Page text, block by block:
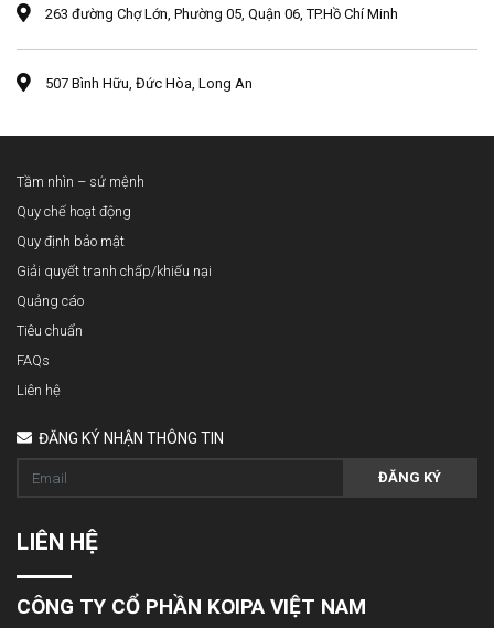
263 đường Chợ Lớn, Phường 05, Quận 06, TP.Hồ Chí Minh
507 Bình Hữu, Đức Hòa, Long An
Tầm nhìn – sứ mệnh
Quy chế hoạt động
Quy định bảo mật
Giải quyết tranh chấp/khiếu nại
Quảng cáo
Tiêu chuẩn
FAQs
Liên hệ
ĐĂNG KÝ NHẬN THÔNG TIN
ĐĂNG KÝ
LIÊN HỆ
CÔNG TY CỔ PHẦN KOIPA VIỆT NAM